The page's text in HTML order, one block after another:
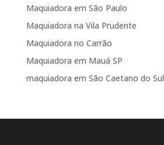
Maquiadora em São Paulo
Maquiadora na Vila Prudente
Maquiadora no Carrão
Maquiadora em Mauá SP
maquiadora em São Caetano do Sul